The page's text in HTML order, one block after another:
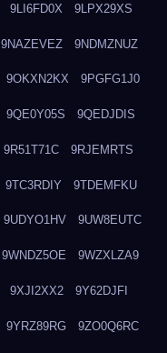
9LI6FD0X 9LPX29XS
9NAZEVEZ 9NDMZNUZ
9OKXN2KX 9PGFG1J0
9QE0Y05S 9QEDJDIS
9R51T71C 9RJEMRTS
9TC3RDIY 9TDEMFKU
9UDYO1HV 9UW8EUTC
9WNDZ5OE 9WZXLZA9
9XJI2XX2 9Y62DJFI
9YRZ89RG 9ZO0Q6RC